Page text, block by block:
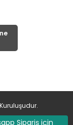
Sipariş için